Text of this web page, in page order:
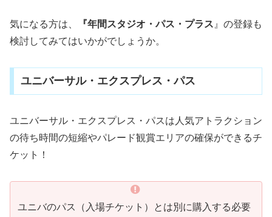
気になる方は、 『年間スタジオ・パス・プラス 』の登録も
検討してみてはいかがでしょうか。
ユニバーサル・エクスプレス・パス
ユニバーサル・エクスプレス・パスは人気アトラクション
の待ち時間の短縮やパレード観賞エリアの確保ができるチ
ケット！
ユニバのパス（入場チケット）とは別に購入する必要